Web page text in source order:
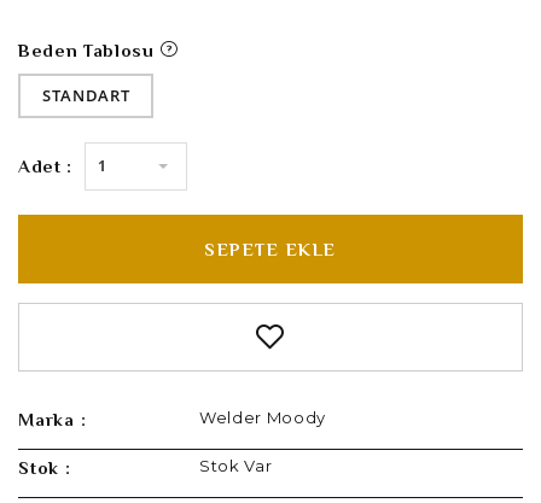
Beden Tablosu
STANDART
Adet : 1
SEPETE EKLE
Marka : Welder Moody
Stok : Stok Var